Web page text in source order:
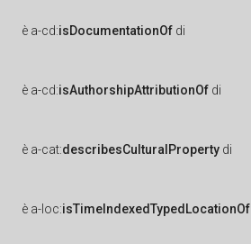
è a-cd:isDocumentationOf di
è a-cd:isAuthorshipAttributionOf di
è a-cat:describesCulturalProperty di
è a-loc:isTimeIndexedTypedLocationOf